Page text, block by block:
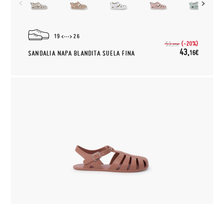
19 26
SANDALIA NAPA BLANDITA SUELA FINA
53,95€ (-20%)
43,16€